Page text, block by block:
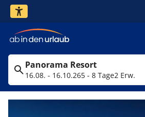
Panorama Resort
16.08. - 16.10.265 - 8 Tage2 Erw.